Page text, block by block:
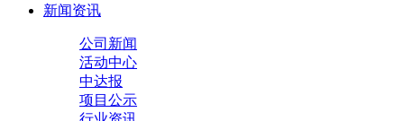
新闻资讯
公司新闻
活动中心
中达报
项目公示